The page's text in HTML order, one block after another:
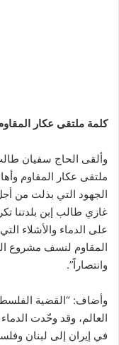
كلمة ملتقى عكار
وألقى الحاج سفيان
ملتقى عكار المقاوم
الجهود التي بذلت من
غازي طالب إبن بلدتنا
على الدماء والأشلاء
المقاوم لنسف مشروع
وانتصاراً”.
وأضاف: “القضية
العالم، وقد وحّدت
في إيران إلى لبنان